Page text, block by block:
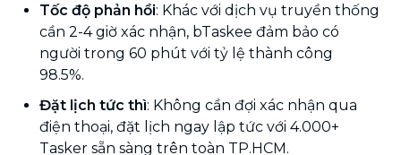
Tốc độ phản hồi: Khác với dịch vụ truyền thống
cần 2-4 giờ xác nhận, bTaskee đảm bảo có
người trong 60 phút với tỷ lệ thành công
98.5%.
Đặt lịch tức thì: Không cần đợi xác nhận qua
điện thoại, đặt lịch ngay lập tức với 4.000+
Tasker sẵn sàng trên toàn TP.HCM.